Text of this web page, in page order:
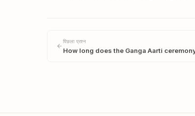
पिछला प्रश्न
How long does the Ganga Aarti